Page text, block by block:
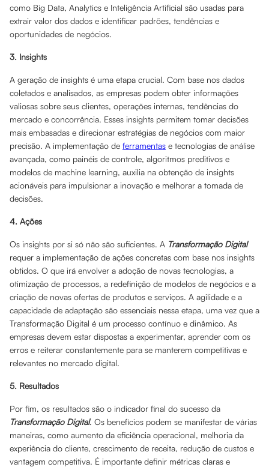
como Big Data, Analytics e Inteligência Artificial são usadas para
extrair valor dos dados e identificar padrões, tendências e
oportunidades de negócios.
3. Insights
A geração de insights é uma etapa crucial. Com base nos dados
coletados e analisados, as empresas podem obter informações
valiosas sobre seus clientes, operações internas, tendências do
mercado e concorrência. Esses insights permitem tomar decisões
mais embasadas e direcionar estratégias de negócios com maior
precisão. A implementação de ferramentas e tecnologias de análise
avançada, como painéis de controle, algoritmos preditivos e
modelos de machine learning, auxilia na obtenção de insights
acionáveis para impulsionar a inovação e melhorar a tomada de
decisões.
4. Ações
Os insights por si só não são suficientes. A Transformação Digital
requer a implementação de ações concretas com base nos insights
obtidos. O que irá envolver a adoção de novas tecnologias, a
otimização de processos, a redefinição de modelos de negócios e a
criação de novas ofertas de produtos e serviços. A agilidade e a
capacidade de adaptação são essenciais nessa etapa, uma vez que a
Transformação Digital é um processo contínuo e dinâmico. As
empresas devem estar dispostas a experimentar, aprender com os
erros e reiterar constantemente para se manterem competitivas e
relevantes no mercado digital.
5. Resultados
Por fim, os resultados são o indicador final do sucesso da
Transformação Digital. Os benefícios podem se manifestar de várias
maneiras, como aumento da eficiência operacional, melhoria da
experiência do cliente, crescimento de receita, redução de custos e
vantagem competitiva. É importante definir métricas claras e